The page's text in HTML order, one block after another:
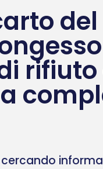
del
rifiuto
cercando